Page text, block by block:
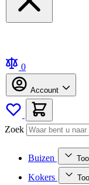
0
Account
Zoek
Buizen
Kokers